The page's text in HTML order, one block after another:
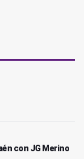
con JG Merino